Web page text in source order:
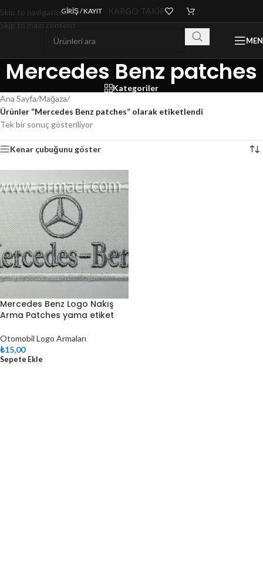
Skip to navigation
Skip to main content
GIRIŞ / KAYIT KARGO TAKİP
Mercedes Benz patches
Kategoriler
Ana Sayfa/Mağaza/
Ürünler “Mercedes Benz patches” olarak etiketlendi
Tek bir sonuç gösteriliyor
Kenar çubuğunu göster
Mercedes Benz Logo Nakış
Arma Patches yama etiket
Otomobil Logo Armaları
₺15,00
Sepete Ekle